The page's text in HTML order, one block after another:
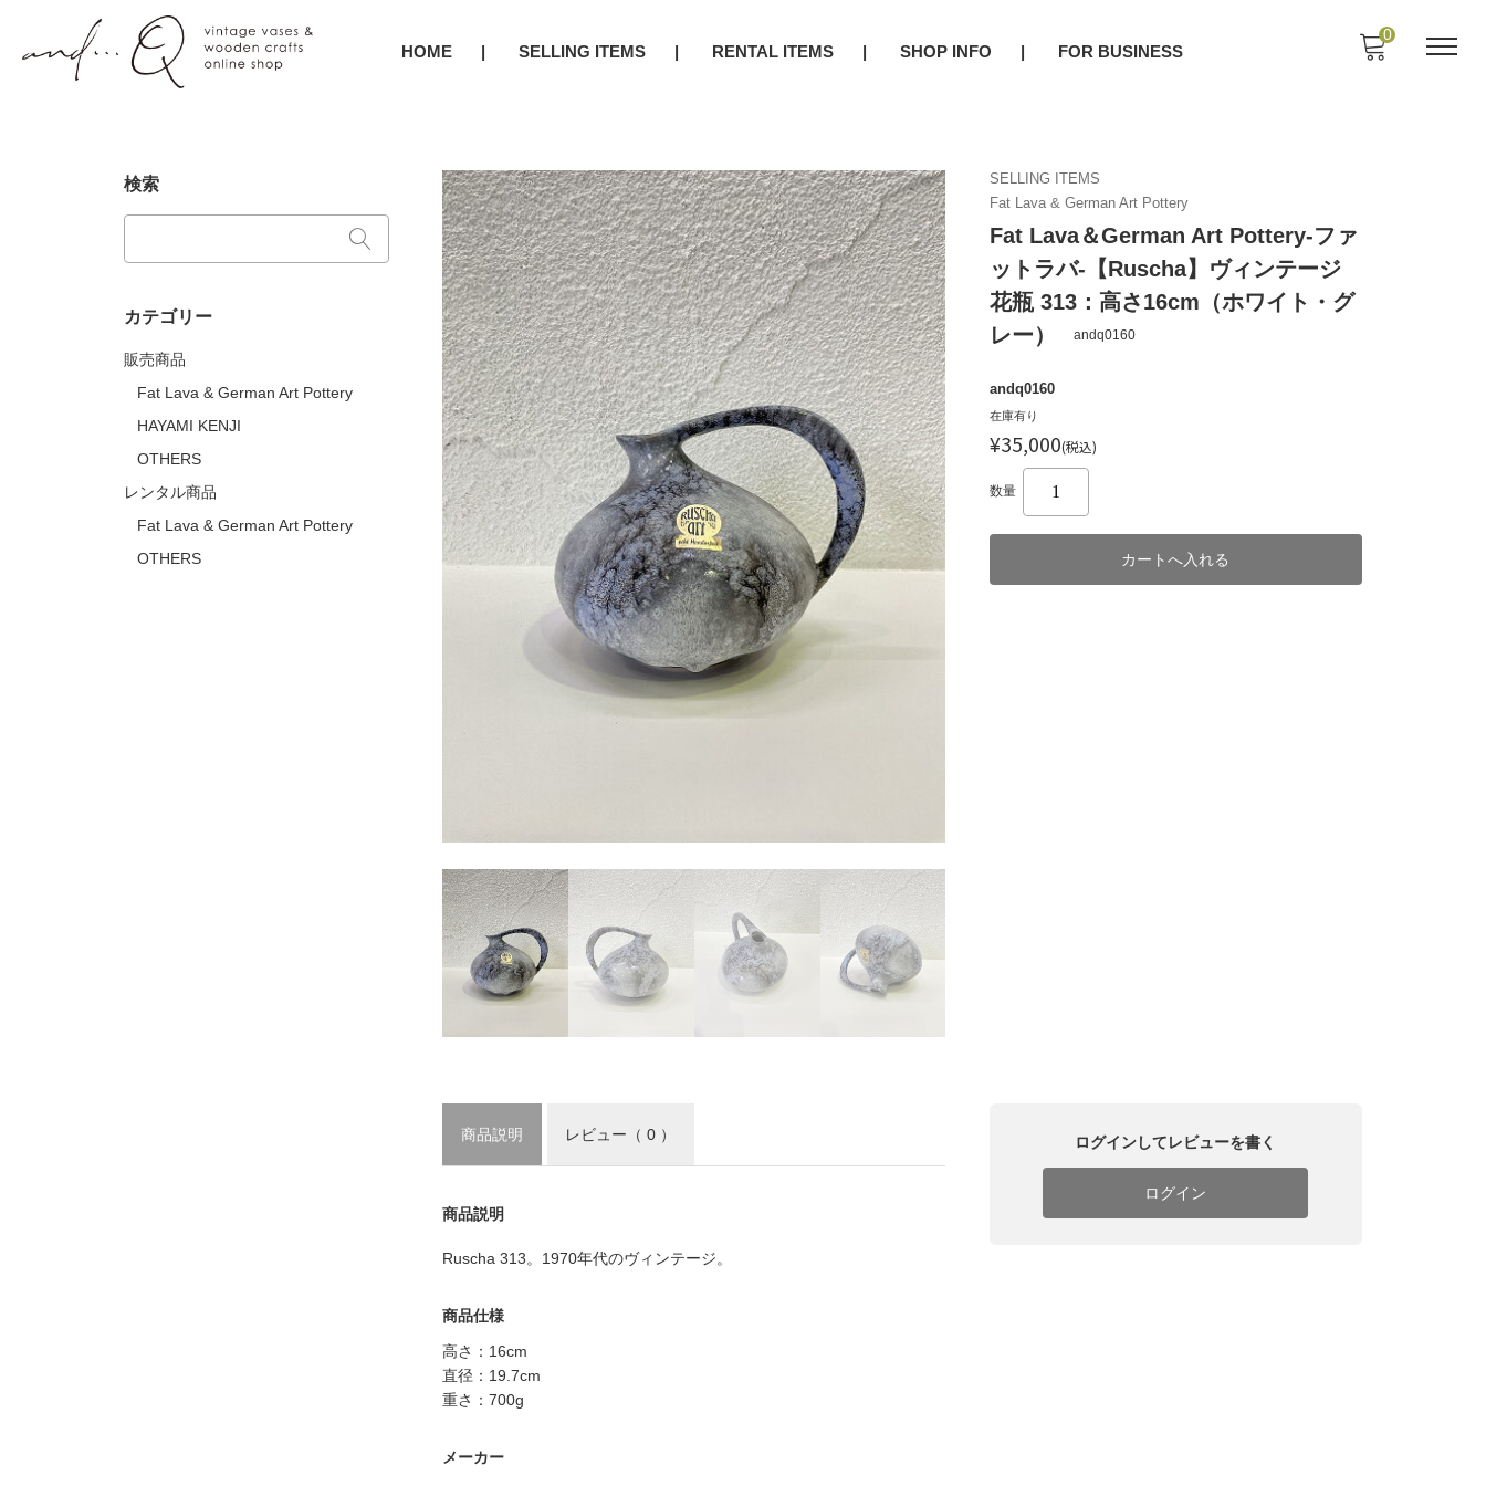
HOME SELLING ITEMS RENTAL ITEMS SHOP INFO FOR BUSINESS
0
SELLING ITEMS
Fat Lava & German Art Pottery
Fat Lava＆German Art Pottery-ファ
ットラバ-【Ruscha】ヴィンテージ
花瓶 313：高さ16cm（ホワイト・グ
レー）
andq0160
andq0160
在庫有り
¥35,000(税込)
数量
商品説明 レビュー （ 0 ）
商品説明
Ruscha 313。1970年代のヴィンテージ。
商品仕様
高さ：16cm
直径：19.7cm
重さ：700g
メーカー
ログインしてレビューを書く
ログイン
検索
カテゴリー
販売商品
Fat Lava & German Art Pottery
HAYAMI KENJI
OTHERS
レンタル商品
Fat Lava & German Art Pottery
OTHERS